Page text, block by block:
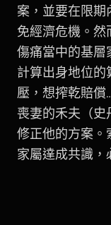
案，並要在限
免經濟危機。
傷痛當中的基層
計算出身地位
壓，想搾乾賠
喪妻的禾夫（史
修正他的方案。
家屬達成共識，